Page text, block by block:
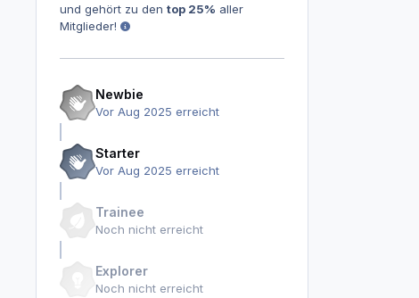
und gehört zu den top 25% aller
Mitglieder!
Newbie
Vor Aug 2025 erreicht
Starter
Vor Aug 2025 erreicht
Trainee
Noch nicht erreicht
Explorer
Noch nicht erreicht